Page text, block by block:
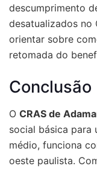
descumprimento
desatualizados
orientar sobre
retomada do
Conclusão
O CRAS de
social básica para
médio, funciona
oeste paulista.